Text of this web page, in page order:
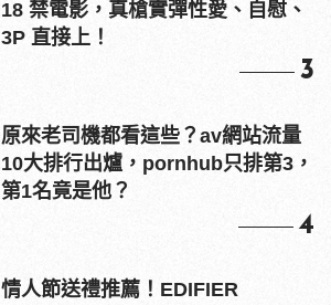
18 禁電影，真槍實彈性愛、自慰、
3P 直接上！
3
原來老司機都看這些？av網站流量
10大排行出爐，pornhub只排第3，
第1名竟是他？
4
情人節送禮推薦！EDIFIER